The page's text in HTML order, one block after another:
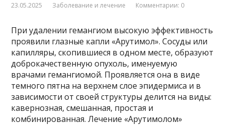
23.05.2025 Заболевание и лечение Комментарии: 0
При удалении гемангиом высокую эффективность
проявили глазные капли «Арутимол». Сосуды или
капилляры, скопившиеся в одном месте, образуют
доброкачественную опухоль, именуемую
врачами гемангиомой. Проявляется она в виде
темного пятна на верхнем слое эпидермиса и в
зависимости от своей структуры делится на виды:
кавернозная, смешанная, простая и
комбинированная. Лечение «Арутимолом»